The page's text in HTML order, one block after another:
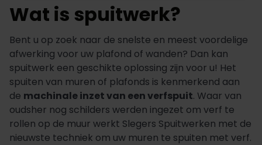
Wat is spuitwerk?
Bent u op zoek naar de snelste en meest voordelige
afwerking voor uw plafond of wanden? Dan kan
spuitwerk een geschikte oplossing zijn voor u! Het
spuiten van muren of plafonds is kenmerkend aan
de machinale inzet van een verfspuit. Waar van
oudsher nog schilders werden ingezet om verf te
rollen op de muur werkt Slegers Spuitwerken met de
nieuwste techniek om uw muren te spuiten met verf.